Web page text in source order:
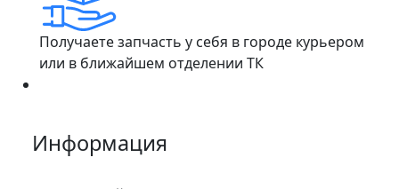
Получаете запчасть у себя в городе курьером
или в ближайшем отделении ТК
Информация